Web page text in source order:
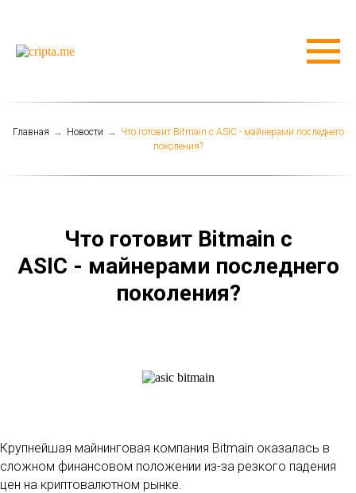
Главная → Новости → Что готовит Bitmain с ASIC - майнерами последнего
поколения?
Что готовит Bitmain с
ASIC - майнерами последнего
поколения?
Крупнейшая майнинговая компания Bitmain оказалась в
сложном финансовом положении из-за резкого падения
цен на криптовалютном рынке.